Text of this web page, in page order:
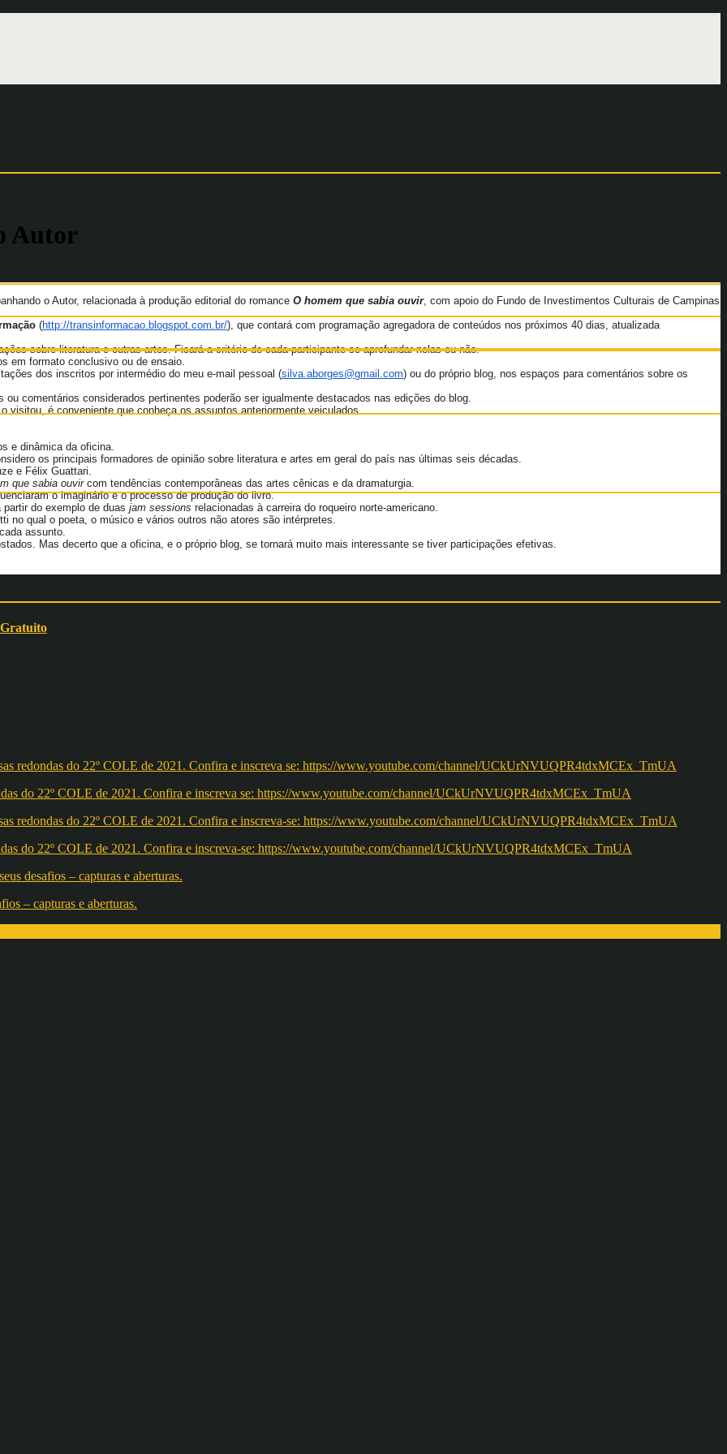
Autor
o Autor, relacionada à produção editorial do romance O homem que sabia ouvir, com apoio do Fundo de Investimentos Culturais de Campinas
(http://transinformacao.blogspot.com.br/), que contará com programação agregadora de conteúdos nos próximos 40 dias, atualizada
sobre literatura e outras artes. Ficará a critério de cada participante se aprofundar nelas ou não.
em formato conclusivo ou de ensaio.
dos inscritos por intermédio do meu e-mail pessoal (silva.aborges@gmail.com) ou do próprio blog, nos espaços para comentários sobre os
comentários considerados pertinentes poderão ser igualmente destacados nas edições do blog.
visitou, é conveniente que conheça os assuntos anteriormente veiculados.
e dinâmica da oficina.
os principais formadores de opinião sobre literatura e artes em geral do país nas últimas seis décadas.
e Félix Guattari.
que sabia ouvircom tendências contemporâneas das artes cênicas e da dramaturgia.
o imaginário e o processo de produção do livro.
do exemplo de duas jam sessions relacionadas à carreira do roqueiro norte-americano.
no qual o poeta, o músico e vários outros não atores são intérpretes.
assunto.
Mas decerto que a oficina, e o próprio blog, se tornará muito mais interessante se tiver participações efetivas.
do 22º COLE de 2021. Confira e inscreva se: https://www.youtube.com/channel/UCkUrNVUQPR4tdxMCEx_TmUA
do 22º COLE de 2021. Confira e inscreva-se: https://www.youtube.com/channel/UCkUrNVUQPR4tdxMCEx_TmUA
– capturas e aberturas.